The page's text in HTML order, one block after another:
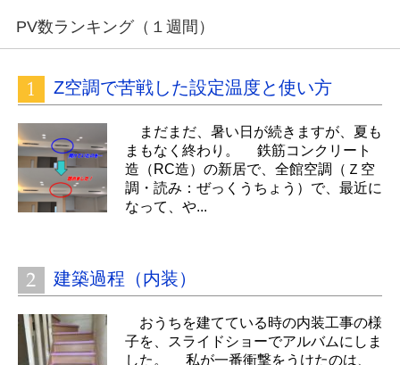
PV数ランキング（１週間）
Z空調で苦戦した設定温度と使い方
まだまだ、暑い日が続きますが、夏も
まもなく終わり。 鉄筋コンクリート
造（RC造）の新居で、全館空調（Ｚ空
調・読み：ぜっくうちょう）で、最近に
なって、や...
建築過程（内装）
おうちを建てている時の内装工事の様
子を、スライドショーでアルバムにしま
した。 私が一番衝撃をうけたのは、